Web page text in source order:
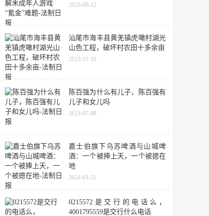
2025-09-12
汕尾市海丰县黄羌镇虎噉村湖光
山色工程，破坏村农田十多余亩
2023-11-10
陈百强为什么有儿子，陈百强有
儿子和女儿吗
2023-07-08
嘉士伯旗下乌苏啤酒与山城啤
酒：一个被捧上天，一个被摁在
地
2024-03-21
0215572是交行的电话么，
4001795559是交行什么电话